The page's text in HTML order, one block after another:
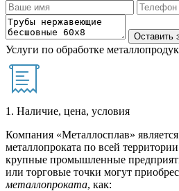
Услуги по обработке
1. Наличие, цена, условия
Компания «Металлосплав»
металлопроката по всей
крупные промышленные
или торговые точки могут
металлопроката, как: